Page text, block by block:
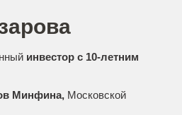
инвестор с 10-летним
Минфина, Московской